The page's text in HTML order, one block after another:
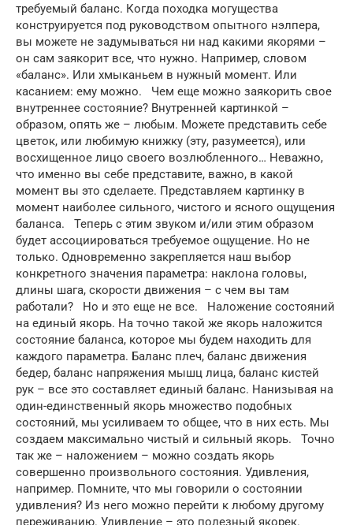
требуемый баланс. Когда походка могущества
конструируется под руководством опытного нэлпера,
вы можете не задумываться ни над какими якорями –
он сам заякорит все, что нужно. Например, словом
«баланс». Или хмыканьем в нужный момент. Или
касанием: ему можно. Чем еще можно заякорить свое
внутреннее состояние? Внутренней картинкой –
образом, опять же – любым. Можете представить себе
цветок, или любимую книжку (эту, разумеется), или
восхищенное лицо своего возлюбленного… Неважно,
что именно вы себе представите, важно, в какой
момент вы это сделаете. Представляем картинку в
момент наиболее сильного, чистого и ясного ощущения
баланса. Теперь с этим звуком и/или этим образом
будет ассоциироваться требуемое ощущение. Но не
только. Одновременно закрепляется наш выбор
конкретного значения параметра: наклона головы,
длины шага, скорости движения – с чем вы там
работали? Но и это еще не все. Наложение состояний
на единый якорь. На точно такой же якорь наложится
состояние баланса, которое мы будем находить для
каждого параметра. Баланс плеч, баланс движения
бедер, баланс напряжения мышц лица, баланс кистей
рук – все это составляет единый баланс. Нанизывая на
один-единственный якорь множество подобных
состояний, мы усиливаем то общее, что в них есть. Мы
создаем максимально чистый и сильный якорь. Точно
так же – наложением – можно создать якорь
совершенно произвольного состояния. Удивления,
например. Помните, что мы говорили о состоянии
удивления? Из него можно перейти к любому другому
переживанию. Удивление – это полезный якорек.